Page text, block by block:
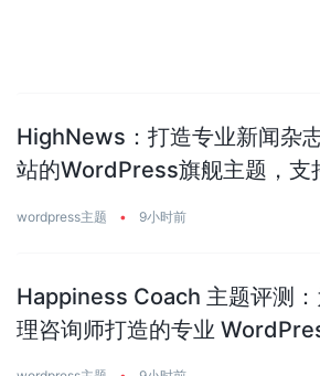
HighNews：打造专业新闻杂
站的WordPress旗舰主题，支
wordpress主题 • 9小时前
Happiness Coach 主题评测
理咨询师打造的专业